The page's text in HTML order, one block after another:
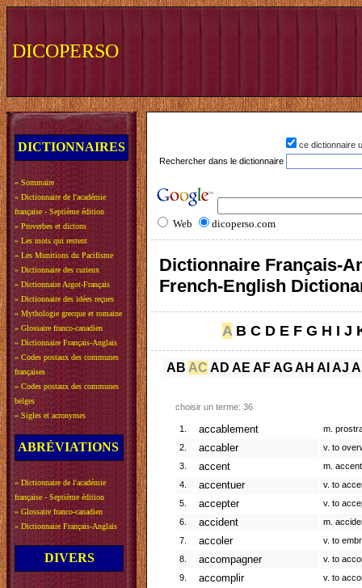
DICOPERSO
DICTIONNAIRES
» Sommaire
» Dictionnaire de l'académie
française - Septième édition
» Proverbes et dictons
» Les mots qui restent
» Les Munitions du Pacifisme
» Dictionnaire des curieux
» Dictionnaire Argot-Français
» Dictionnaire des idées reçues
» Mythologie grecque et romaine
» Glossaire franco-canadien
» Dictionnaire Français-Anglais
» Codes postaux des communes
françaises
» Codes postaux des communes
belges
» Sigles et acronymes
ABRÉVIATIONS
» Dictionnaire de l'académie
française - Septième édition
» Glossaire franco-canadien
» Dictionnaire Français-Anglais
DIVERS
ce dictionnaire
Rechercher dans le dictionnaire
Web dicoperso.com
Dictionnaire Français-
French-English
A B C D E F G H I J
AB AC AD AE AFAGAH AI AJ
choisir un terme: 36
1. accablement
m.
2.
accabler
v. to
3.
accent
m.
4.
accentuer
v. to
5.
accepter
v. to
6.
accident
m.
7.
accoler
v. to
8.
accompagner
v. to
9.
accomplir
v. to